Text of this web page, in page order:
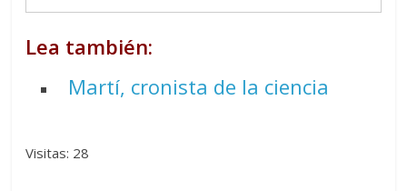
Lea también:
Martí, cronista de la ciencia
Visitas: 28